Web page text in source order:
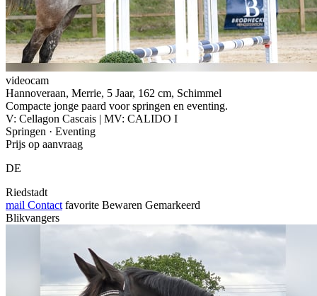
videocam
Hannoveraan, Merrie, 5 Jaar, 162 cm, Schimmel
Compacte jonge paard voor springen en eventing.
V: Cellagon Cascais | MV: CALIDO I
Springen · Eventing
Prijs op aanvraag
DE
Riedstadt
mail Contact favorite Bewaren Gemarkeerd
Blikvangers